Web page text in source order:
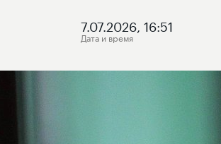
7.07.2026, 16:51
Дата и время